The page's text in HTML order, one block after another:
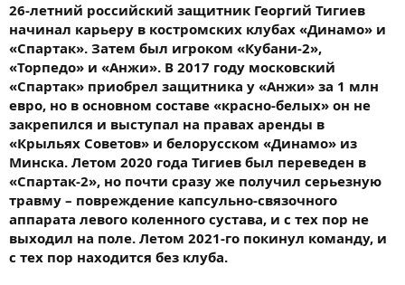
26-летний российский защитник Георгий Тигиев
начинал карьеру в костромских клубах «Динамо» и
«Спартак». Затем был игроком «Кубани-2»,
«Торпедо» и «Анжи». В 2017 году московский
«Спартак» приобрел защитника у «Анжи» за 1 млн
евро, но в основном составе «красно-белых» он не
закрепился и выступал на правах аренды в
«Крыльях Советов» и белорусском «Динамо» из
Минска. Летом 2020 года Тигиев был переведен в
«Спартак-2», но почти сразу же получил серьезную
травму – повреждение капсульно-связочного
аппарата левого коленного сустава, и с тех пор не
выходил на поле. Летом 2021-го покинул команду, и
с тех пор находится без клуба.